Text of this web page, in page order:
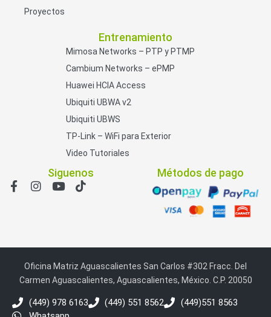
Proyectos
Entrenamiento
Mimosa Networks – PTP y PTMP
Cambium Networks – ePMP
Huawei HCIA Access
Ubiquiti UBWA v2
Ubiquiti UBWS
TP-Link – WiFi para Exterior
Video Tutoriales
Siguenos Métodos de pago
Oficina Matriz Aguascalientes San Carlos #302 Fracc. Del
Carmen Aguascalientes, Aguascalientes, México. C.P. 20050
(449) 978 6163 (449) 551 8562
(449)551 8563